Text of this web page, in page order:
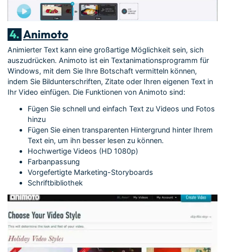
4. Animoto
Animierter Text kann eine großartige Möglichkeit sein, sich
auszudrücken. Animoto ist ein Textanimationsprogramm für
Windows, mit dem Sie Ihre Botschaft vermitteln können,
indem Sie Bildunterschriften, Zitate oder Ihren eigenen Text in
Ihr Video einfügen. Die Funktionen von Animoto sind:
Fügen Sie schnell und einfach Text zu Videos und Fotos
hinzu
Fügen Sie einen transparenten Hintergrund hinter Ihrem
Text ein, um ihn besser lesen zu können.
Hochwertige Videos (HD 1080p)
Farbanpassung
Vorgefertigte Marketing-Storyboards
Schriftbibliothek